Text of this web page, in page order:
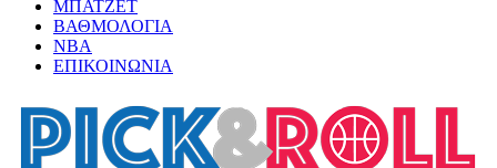
ΜΠΑΤΖΕΤ
ΒΑΘΜΟΛΟΓΙΑ
ΝΒΑ
ΕΠΙΚΟΙΝΩΝΙΑ